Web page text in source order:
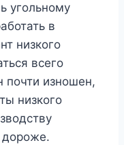
угольному
в
низкого
всего
изношен,
низкого
дороже.